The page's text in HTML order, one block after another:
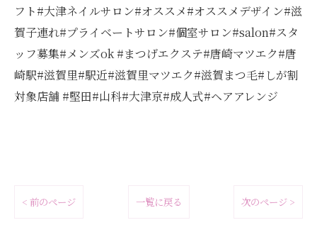
フト#大津ネイルサロン#オススメ#オススメデザイン#滋
賀子連れ#プライベートサロン#個室サロン#salon#スタ
ッフ募集#メンズok #まつげエクステ#唐崎マツエク#唐
崎駅#滋賀里#駅近#滋賀里マツエク#滋賀まつ毛#しが割
対象店舗 #堅田#山科#大津京#成人式#ヘアアレンジ
< 前のページ 一覧に戻る 次のページ >